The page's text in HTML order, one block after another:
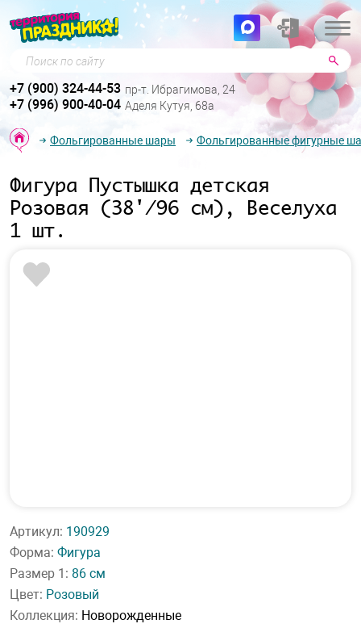
Поиск по сайту
+7 (900) 324-44-53 пр-т. Ибрагимова, 24
+7 (996) 900-40-04 Аделя Кутуя, 68а
Фольгированные шары Фольгированные фигурные
Фигура Пустышка детская
Розовая (38'/96 см), Веселуха
1 шт.
Артикул: 190929
Форма: Фигура
Размер 1: 86 см
Цвет: Розовый
Коллекция: Новорожденные